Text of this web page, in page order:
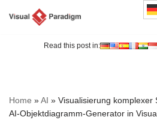
Read this post in:
Home »AI » Visualisierung komplexer
AI-Objektdiagramm-Generator in